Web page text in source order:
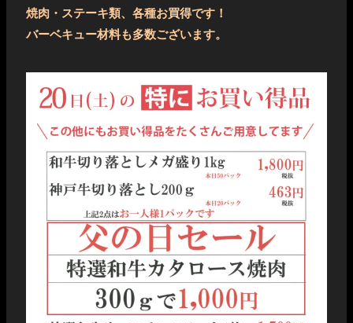
焼肉・ステーキ類、各種お買得です！
バーベキュー材料も多数ございます。